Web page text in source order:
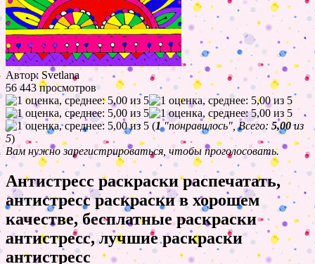
Автор: Svetlana
56 443 просмотров
(1"понравилось", Всего: 5,00из
5)
Вам нужно зарегистрироваться, чтобы проголосовать.
Антистресс раскраски распечатать,
антистресс раскраски в хорошем
качестве, бесплатные раскраски
антистресс, лучшие раскраски
антистресс